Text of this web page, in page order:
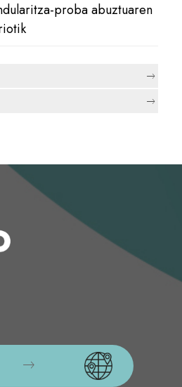
proba abuztuaren